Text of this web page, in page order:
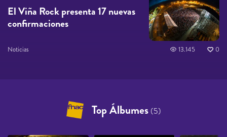
El Viña Rock presenta 17 nuevas
confirmaciones
Noticias 13.145 0
Top Álbumes (5)